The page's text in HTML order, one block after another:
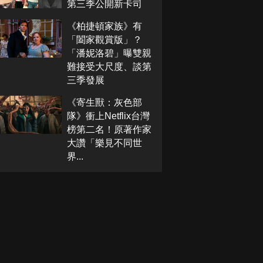
第三季公開新卡司
《柏捷頓家族》有
「闔家觀賞版」？
「潘妮洛碧」曝雙親
難接受大尺度、談第
三季發展
《寄生獸：灰色部
隊》衝上Netflix台灣
榜第二名！原著作家
大讚「樂見不同世
界...